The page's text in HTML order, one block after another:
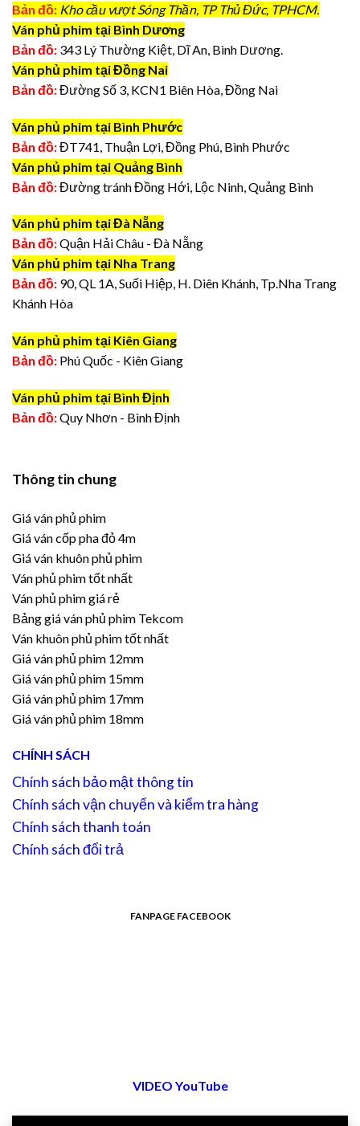
Bản đồ: Kho cầu vượt Sóng Thần, TP Thủ Đức, TPHCM.
Ván phủ phim tại Bình Dương
Bản đồ: 343 Lý Thường Kiệt, Dĩ An, Bình Dương.
Ván phủ phim tại Đồng Nai
Bản đồ:Đường Số 3, KCN1 Biên Hòa, Đồng Nai
Ván phủ phim tại Bình Phước
Bản đồ:ĐT741, Thuận Lợi, Đồng Phú, Bình Phước
Ván phủ phim tại Quảng Bình
Bản đồ:Đường tránh Đồng Hới, Lộc Ninh, Quảng Bình
Ván phủ phim tại Đà Nẵng
Bản đồ:Quận Hải Châu - Đà Nẵng
Ván phủ phim tại Nha Trang
Bản đồ: 90, QL 1A, Suối Hiệp, H. Diên Khánh, Tp.Nha Trang
Khánh Hòa
Ván phủ phim tại Kiên Giang
Bản đồ: Phú Quốc - Kiên Giang
Ván phủ phim tại Bình Định
Bản đồ:Quy Nhơn - Bình Định
Thông tin chung
Giá ván phủ phim
Giá ván cốp pha đỏ 4m
Giá ván khuôn phủ phim
Ván phủ phim tốt nhất
Ván phủ phim giá rẻ
Bảng giá ván phủ phim Tekcom
Ván khuôn phủ phim tốt nhất
Giá ván phủ phim 12mm
Giá ván phủ phim 15mm
Giá ván phủ phim 17mm
Giá ván phủ phim 18mm
CHÍNH SÁCH
Chính sách bảo mật thông tin
Chính sách vận chuyển và kiểm tra hàng
Chính sách thanh toán
Chính sách đổi trả
FANPAGE FACEBOOK
VIDEO YouTube